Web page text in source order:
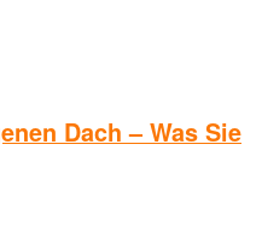
Dach – Was Sie